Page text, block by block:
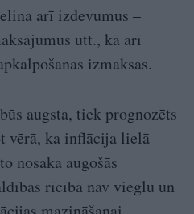
arī izdevumus –
utt., kā arī
izmaksas.
augsta, tiek pro­gnozēts
vērā, ka inflācija lielā
nosaka augošās
rīcībā nav vieglu un